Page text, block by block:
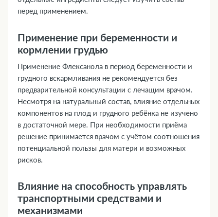
перед применением.
Применение при беременности и
кормлении грудью
Применение Флексанола в период беременности и
грудного вскармливания не рекомендуется без
предварительной консультации с лечащим врачом.
Несмотря на натуральный состав, влияние отдельных
компонентов на плод и грудного ребёнка не изучено
в достаточной мере. При необходимости приёма
решение принимается врачом с учётом соотношения
потенциальной пользы для матери и возможных
рисков.
Влияние на способность управлять
транспортными средствами и
механизмами